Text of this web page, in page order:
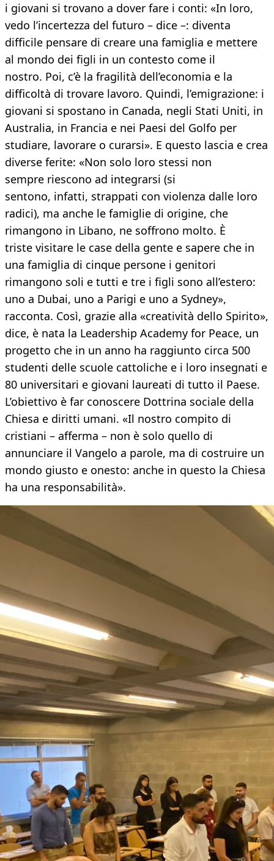
i giovani si trovano a dover fare i conti: «In loro,
vedo l’incertezza del futuro – dice –: diventa
difficile pensare di creare una famiglia e mettere
al mondo dei figli in un contesto come il
nostro. Poi, c’è la fragilità dell’economia e la
difficoltà di trovare lavoro. Quindi, l’emigrazione: i
giovani si spostano in Canada, negli Stati Uniti, in
Australia, in Francia e nei Paesi del Golfo per
studiare, lavorare o curarsi». E questo lascia e crea
diverse ferite: «Non solo loro stessi non
sempre riescono ad integrarsi (si
sentono, infatti, strappati con violenza dalle loro
radici), ma anche le famiglie di origine, che
rimangono in Libano, ne soffrono molto. È
triste visitare le case della gente e sapere che in
una famiglia di cinque persone i genitori
rimangono soli e tutti e tre i figli sono all’estero:
uno a Dubai, uno a Parigi e uno a Sydney»,
racconta. Così, grazie alla «creatività dello Spirito»,
dice, è nata la Leadership Academy for Peace, un
progetto che in un anno ha raggiunto circa 500
studenti delle scuole cattoliche e i loro insegnati e
80 universitari e giovani laureati di tutto il Paese.
L’obiettivo è far conoscere Dottrina sociale della
Chiesa e diritti umani. «Il nostro compito di
cristiani – afferma – non è solo quello di
annunciare il Vangelo a parole, ma di costruire un
mondo giusto e onesto: anche in questo la Chiesa
ha una responsabilità».